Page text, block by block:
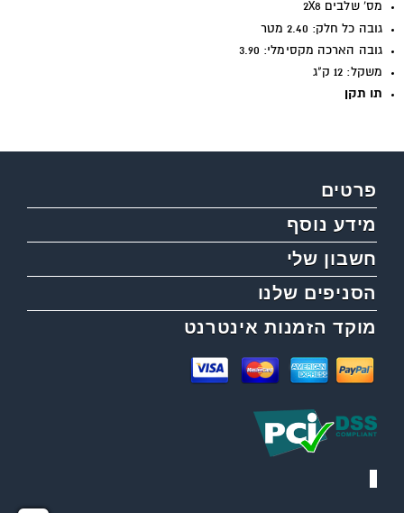
מס' שלבים 2X8
גובה כל חלק: 2.40 מטר
גובה הארכה מקסימלי: 3.90
משקל: 12 ק"ג
תו תקן
פרטים
מידע נוסף
חשבון שלי
הסניפים שלנו
מוקד הזמנות אינטרנט